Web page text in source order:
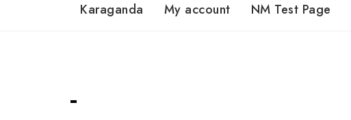
Karaganda My account NM Test Page
-